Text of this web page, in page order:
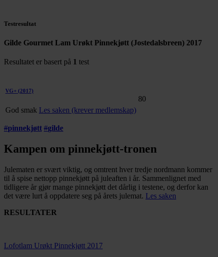
Testresultat
Gilde Gourmet Lam Urøkt Pinnekjøtt (Jostedalsbreen) 2017
Resultatet er basert på 1 test
VG+ (2017)
God smak Les saken (krever medlemskap)
80
#pinnekjøtt #gilde
Kampen om pinnekjøtt-tronen
Julematen er svært viktig, og omtrent hver tredje nordmann kommer
til å spise nettopp pinnekjøtt på juleaften i år. Sammenlignet med
tidligere år gjør mange pinnekjøtt det dårlig i testene, og derfor kan
det være lurt å oppdatere seg på årets julemat. Les saken
RESULTATER
Lofotlam Urøkt Pinnekjøtt 2017